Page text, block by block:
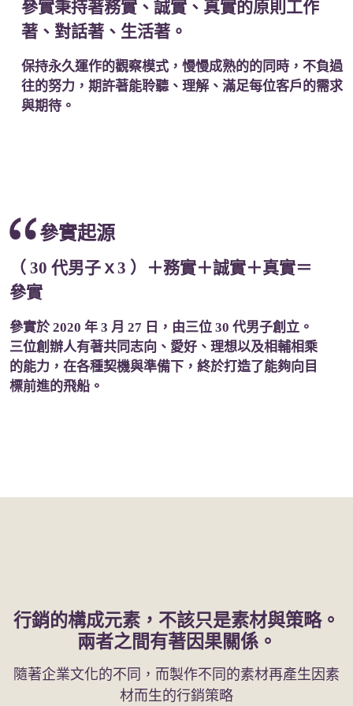
參實秉持著務實、誠實、真實的原則工作
著、對話著、生活著。
保持永久運作的觀察模式，慢慢成熟的的同時，不負過
往的努力，期許著能聆聽、理解、滿足每位客戶的需求
與期待。
參實起源
（ 30 代男子ｘ3 ）＋務實＋誠實＋真實＝
參實
參實於 2020 年 3 月 27 日，由三位 30 代男子創立。
三位創辦人有著共同志向、愛好、理想以及相輔相乘
的能力，在各種契機與準備下，終於打造了能夠向目
標前進的飛船。
行銷的構成元素，不該只是素材與策略。
兩者之間有著因果關係。
隨著企業文化的不同，而製作不同的素材再產生因素
材而生的行銷策略